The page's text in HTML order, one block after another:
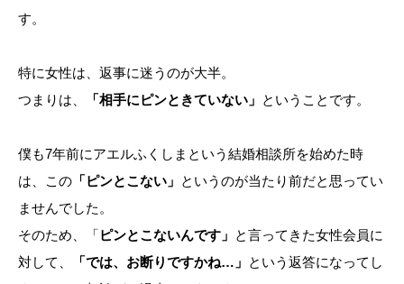
す。
特に女性は、返事に迷うのが大半。
つまりは、
「相手にピンときていない」 ということです。
僕も7年前にアエルふくしまという結婚相談所を始めた時
は、この 「ピンとこない」 というのが当たり前だと思ってい
ませんでした。
そのため、「ピンとこないんです」 と言ってきた女性会員に
対して、
「では、お断りですかね…」 という返答になってし